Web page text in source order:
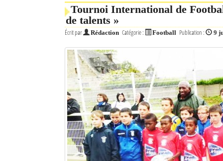
Tournoi International de
de talents »
Écrit par Rédaction Catégorie : Football Publication : 9